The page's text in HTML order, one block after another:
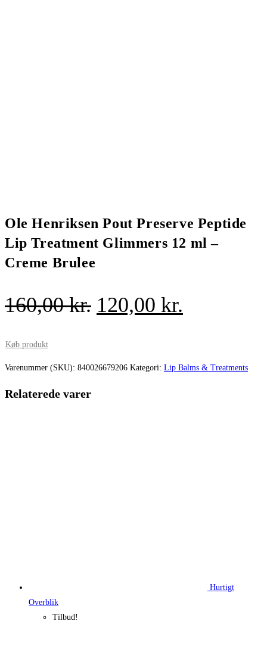
Ole Henriksen Pout Preserve Peptide
Lip Treatment Glimmers 12 ml –
Creme Brulee
160,00kr. Den
var:
120,00 kr.
er:
Køb produkt
Varenummer (SKU): 840026679206 Kategori: Lip Balms & Treatments
Relaterede varer
Hurtigt
Overblik
Tilbud!